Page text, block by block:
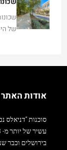
של
אודות האתר
סוכנות “דניאלס
בירושלים וכבר